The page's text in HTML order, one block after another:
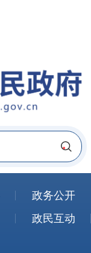
政务公开
政民互动